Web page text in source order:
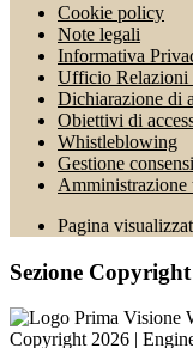
Cookie policy
Note legali
Informativa
Ufficio Relazioni
Dichiarazione di
Obiettivi di
Whistleblowing
Gestione
Amministrazione
Pagina
Sezione Copyright
Copyright 2026 |